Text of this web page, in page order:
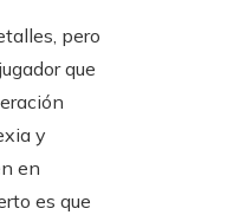
pero
que
y
en
es que